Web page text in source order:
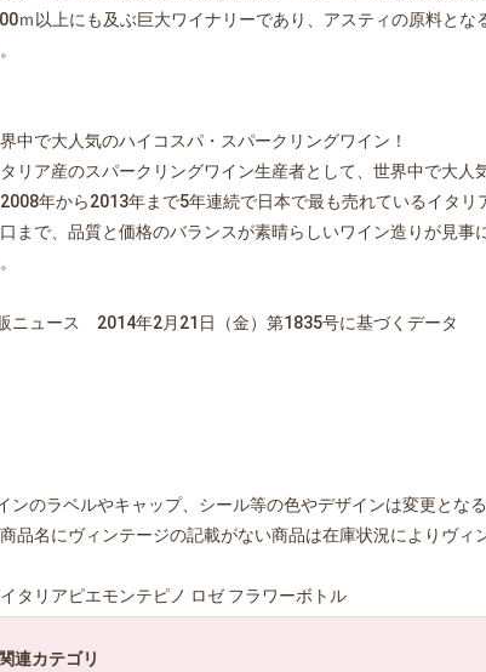
ｍ以上にも及ぶ巨大ワイナリーであり、アスティの原料と
中で大人気のハイコスパ・スパークリングワイン！
リア産のスパークリングワイン生産者として、世界中で大人
年から2013年まで5年連続で日本で最も売れているイタ
まで、品質と価格のバランスが素晴らしいワイン造りが見
ニュース 2014年2月21日（金）第1835号に基づくデータ
ンのラベルやキャップ、シール等の色やデザインは変更となる
品名にヴィンテージの記載がない商品は在庫状況によりヴィ
タリアピエモンテピノ ロゼ フラワーボトル
関連カテゴリ